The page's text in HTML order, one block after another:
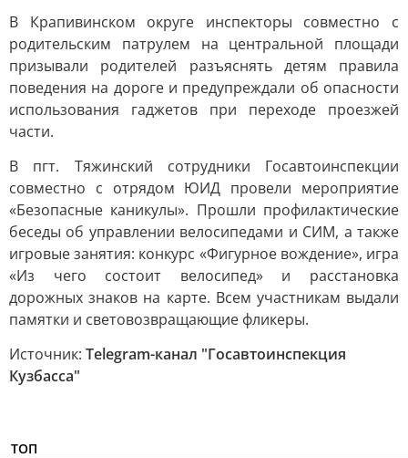
В Крапивинском округе инспекторы совместно с
родительским патрулем на центральной площади
призывали родителей разъяснять детям правила
поведения на дороге и предупреждали об опасности
использования гаджетов при переходе проезжей
части.
В пгт. Тяжинский сотрудники Госавтоинспекции
совместно с отрядом ЮИД провели мероприятие
«Безопасные каникулы». Прошли профилактические
беседы об управлении велосипедами и СИМ, а также
игровые занятия: конкурс «Фигурное вождение», игра
«Из чего состоит велосипед» и расстановка
дорожных знаков на карте. Всем участникам выдали
памятки и световозвращающие фликеры.
Источник: Telegram-канал "Госавтоинспекция
Кузбасса"
ТОП